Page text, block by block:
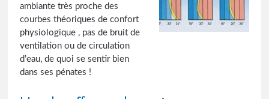
ambiante très proche des
courbes théoriques de confort
physiologique , pas de bruit de
ventilation ou de circulation
d’eau, de quoi se sentir bien
dans ses pénates !